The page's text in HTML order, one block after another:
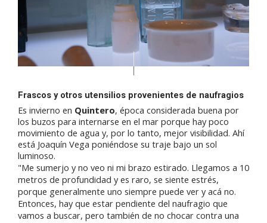
Frascos y otros utensilios provenientes de naufragios
Es invierno en Quintero, época considerada buena por
los buzos para internarse en el mar porque hay poco
movimiento de agua y, por lo tanto, mejor visibilidad. Ahí
está Joaquín Vega poniéndose su traje bajo un sol
luminoso.
"Me sumerjo y no veo ni mi brazo estirado. Llegamos a 10
metros de profundidad y es raro, se siente estrés,
porque generalmente uno siempre puede ver y acá no.
Entonces, hay que estar pendiente del naufragio que
vamos a buscar, pero también de no chocar contra una